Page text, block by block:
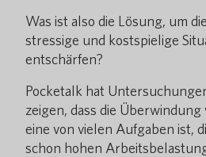
Was ist also die Lösung, um
stressige und kostspielige
entschärfen?
Pocketalk hat
zeigen, dass die
eine von vielen Aufgaben ist,
schon hohen